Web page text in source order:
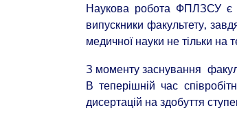
Наукова робота ФПЛЗСУ є
випускники факультету,
медичної науки не тільки на
З моменту заснування
В теперішній час
дисертацій на здобуття